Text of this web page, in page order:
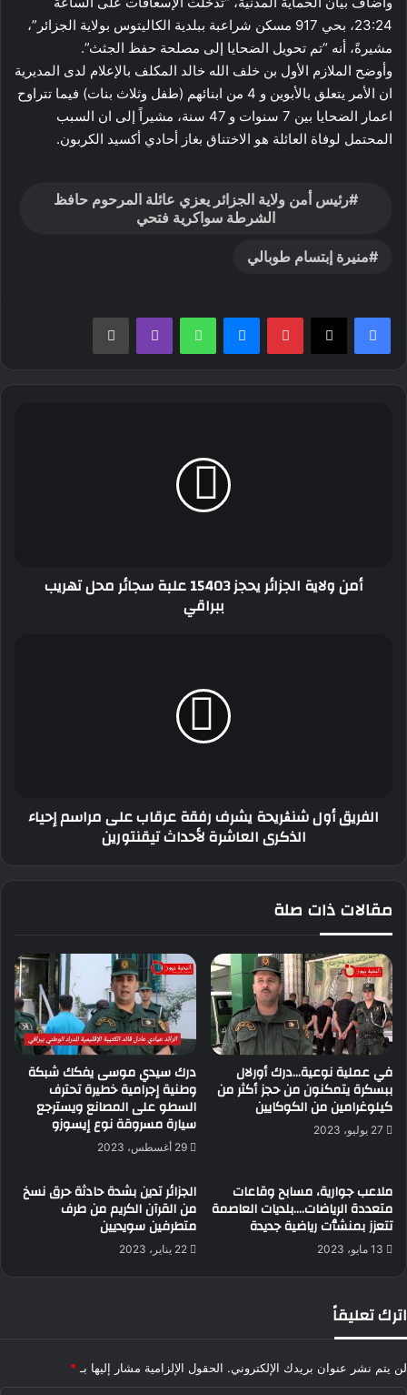
23:24، بحي 917 مسكن شراعبة ببلدية الكاليتوس بولاية الجزائر”،
مشيرةً، أنه “تم تحويل الضحايا إلى مصلحة حفظ الجثث”.
وأوضح الملازم الأول بن خلف الله خالد المكلف بالإعلام لدى المديرية
ان الأمر يتعلق بالأبوين و 4 من ابنائهم (طفل وثلاث بنات) فيما تتراوح
اعمار الضحايا بين 7 سنوات و 47 سنة، مشيراً إلى ان السبب
المحتمل لوفاة العائلة هو الاختناق بغاز أحادي أكسيد الكربون.
رئيس أمن ولاية الجزائر يعزي عائلة المرحوم حافظ
الشرطة سواكرية فتحي
منيرة إبتسام طوبالي
بينتيريستماسنجر واتساب ڤايبر طباعة
ببراقي
أمن ولاية الجزائر يحجز 15403 علبة سجائر محل تهريب
ببراقي
الذكرى
الفريق أول شنڨريحة يشرف رفقة عرقاب على مراسم إحياء
الذكرى العاشرة لأحداث تيقنتورين
مقالات ذات صلة
في عملية نوعية…درك أورلال
ببسكرة يتمكنون من حجز أكثر من
كيلوغرامين من الكوكايين
27 يوليو، 2023
درك سيدي موسى يفكك شبكة
وطنية إجرامية خطيرة تحترف
السطو على المصانع ويسترجع
سيارة مسروقة نوع إيسوزو
29 أغسطس، 2023
ملاعب جوارية، مسابح وقاعات
متعددة الرياضات….بلديات العاصمة
تتعزز بمنشٱت رياضية جديدة
13 مايو، 2023
الجزائر تدين بشدة حادثة حرق نسخ
من القرآن الكريم من طرف
متطرفين سويديين
22 يناير، 2023
اترك تعليقاً
لن يتم نشر عنوان بريدك الإلكتروني. الحقول الإلزامية مشار إليها بـ *